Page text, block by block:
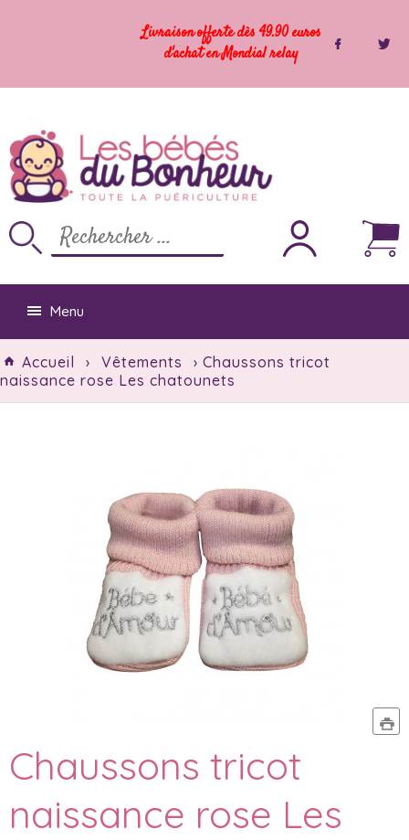
Livraison offerte dès 49.90 euros
d'achat en Mondial relay
Menu
Accueil › Vêtements
› Chaussons tricot
naissance rose Les chatounets
Chaussons tricot
naissance rose Les